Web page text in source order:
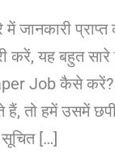
जानकारी
करें, यह बहुत सारे
Job कैसे करें?
तो हमें उसमें
[…]